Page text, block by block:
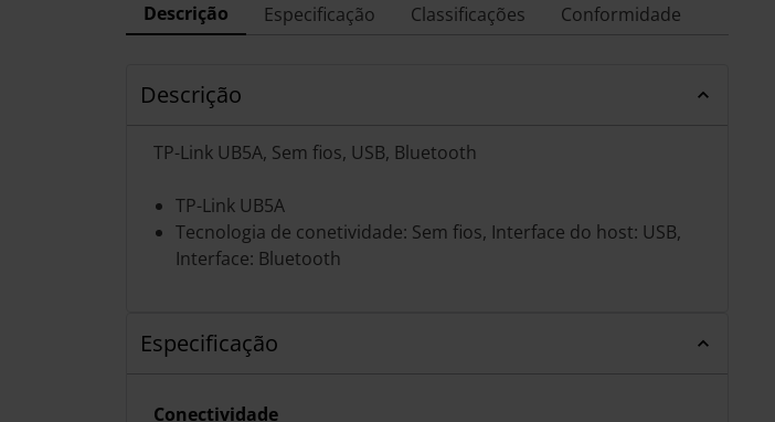
Descrição Especificação Classificações Conformidade
Descrição
TP-Link UB5A, Sem fios, USB, Bluetooth
TP-Link UB5A
Tecnologia de conetividade: Sem fios, Interface do host: USB,
Interface: Bluetooth
Especificação
Conectividade